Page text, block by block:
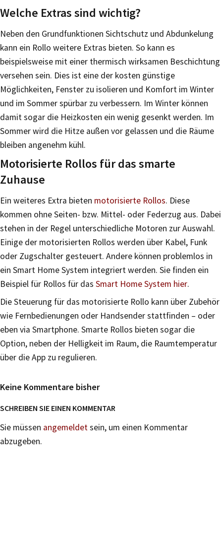
Welche Extras sind wichtig?
Neben den Grundfunktionen Sichtschutz und Abdunkelung
kann ein Rollo weitere Extras bieten. So kann es
beispielsweise mit einer thermisch wirksamen Beschichtung
versehen sein. Dies ist eine der kosten günstige
Möglichkeiten, Fenster zu isolieren und Komfort im Winter
und im Sommer spürbar zu verbessern. Im Winter können
damit sogar die Heizkosten ein wenig gesenkt werden. Im
Sommer wird die Hitze außen vor gelassen und die Räume
bleiben angenehm kühl.
Motorisierte Rollos für das smarte
Zuhause
Ein weiteres Extra bieten motorisierte Rollos. Diese
kommen ohne Seiten- bzw. Mittel- oder Federzug aus. Dabei
stehen in der Regel unterschiedliche Motoren zur Auswahl.
Einige der motorisierten Rollos werden über Kabel, Funk
oder Zugschalter gesteuert. Andere können problemlos in
ein Smart Home System integriert werden. Sie finden ein
Beispiel für Rollos für das Smart Home System hier.
Die Steuerung für das motorisierte Rollo kann über Zubehör
wie Fernbedienungen oder Handsender stattfinden – oder
eben via Smartphone. Smarte Rollos bieten sogar die
Option, neben der Helligkeit im Raum, die Raumtemperatur
über die App zu regulieren.
Keine Kommentare bisher
SCHREIBEN SIE EINEN KOMMENTAR
Sie müssen angemeldetsein, um einen Kommentar
abzugeben.